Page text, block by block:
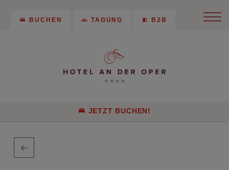
BUCHEN TAGUNG B2B
JETZT BUCHEN!